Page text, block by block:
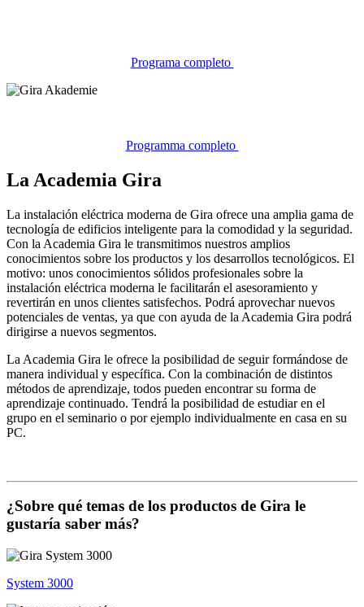
Programa completo
Programma completo
La Academia Gira
La instalación eléctrica moderna de Gira ofrece una amplia gama de
tecnología de edificios inteligente para la comodidad y la seguridad.
Con la Academia Gira le transmitimos nuestros amplios
conocimientos sobre los productos y los desarrollos tecnológicos. El
motivo: unos conocimientos sólidos profesionales sobre la
instalación eléctrica moderna le facilitarán el asesoramiento y
revertirán en unos clientes satisfechos. Podrá aprovechar nuevos
potenciales de ventas, ya que con ayuda de la Academia Gira podrá
dirigirse a nuevos segmentos.
La Academia Gira le ofrece la posibilidad de seguir formándose de
manera individual y específica. Con la combinación de distintos
métodos de aprendizaje, todos pueden encontrar su forma de
aprendizaje continuado. Tendrá la posibilidad de estudiar en el
grupo en el seminario o por ejemplo individualmente en casa en su
PC.
¿Sobre qué temas de los productos de Gira le
gustaría saber más?
System 3000